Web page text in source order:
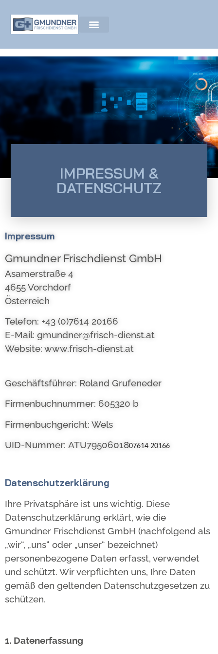
Impressum /
Datenschutz
IMPRESSUM &
DATENSCHUTZ
Impressum
Gmundner Frischdienst GmbH
Asamerstraße 4
4655 Vorchdorf
Österreich
Telefon: +43 (0)7614 20166
E-Mail: gmundner@frisch-dienst.at
Website: www.frisch-dienst.at
Geschäftsführer: Roland Grufeneder
Firmenbuchnummer: 605320 b
Firmenbuchgericht: Wels
UID-Nummer: ATU7950601807614 20166
Datenschutzerklärung
Ihre Privatsphäre ist uns wichtig. Diese
Datenschutzerklärung erklärt, wie die
Gmundner Frischdienst GmbH (nachfolgend als
„wir“, „uns“ oder „unser“ bezeichnet)
personenbezogene Daten erfasst, verwendet
und schützt. Wir verpflichten uns, Ihre Daten
gemäß den geltenden Datenschutzgesetzen zu
schützen.
1. Datenerfassung